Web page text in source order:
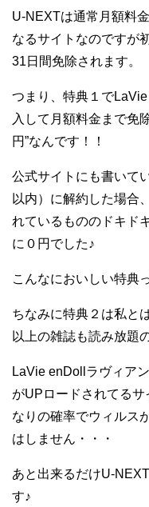
U-NEXTは通常月額料
なるサイトなのですが
31日間免除されます。
つまり、特典１で
入して月額料金まで免
円”なんです！！
公式サイトにも書いて
以内）に解約した場合
れているもののドキド
に０円でした♪
こんなにおいしい特典
ちなみに特典２は私と
以上の雑誌も読み放題
LaVie enDollラヴィア
がUPロードされてる
なりの確率でウィルス
はしません・・・
あと出来るだけU-
す♪